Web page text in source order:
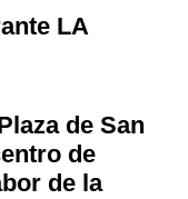
LA
de San
de
de la